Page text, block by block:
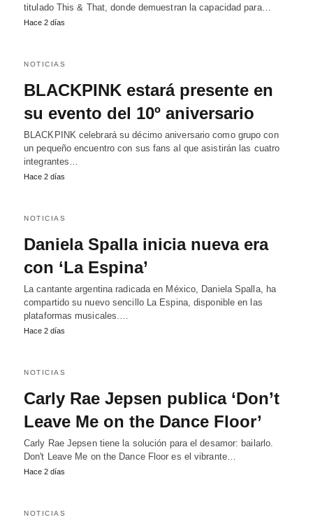
titulado This & That, donde demuestran la capacidad para…
Hace 2 días
NOTICIAS
BLACKPINK estará presente en
su evento del 10º aniversario
BLACKPINK celebrará su décimo aniversario como grupo con
un pequeño encuentro con sus fans al que asistirán las cuatro
integrantes…
Hace 2 días
NOTICIAS
Daniela Spalla inicia nueva era
con ‘La Espina’
La cantante argentina radicada en México, Daniela Spalla, ha
compartido su nuevo sencillo La Espina, disponible en las
plataformas musicales.…
Hace 2 días
NOTICIAS
Carly Rae Jepsen publica ‘Don’t
Leave Me on the Dance Floor’
Carly Rae Jepsen tiene la solución para el desamor: bailarlo.
Don't Leave Me on the Dance Floor es el vibrante…
Hace 2 días
NOTICIAS